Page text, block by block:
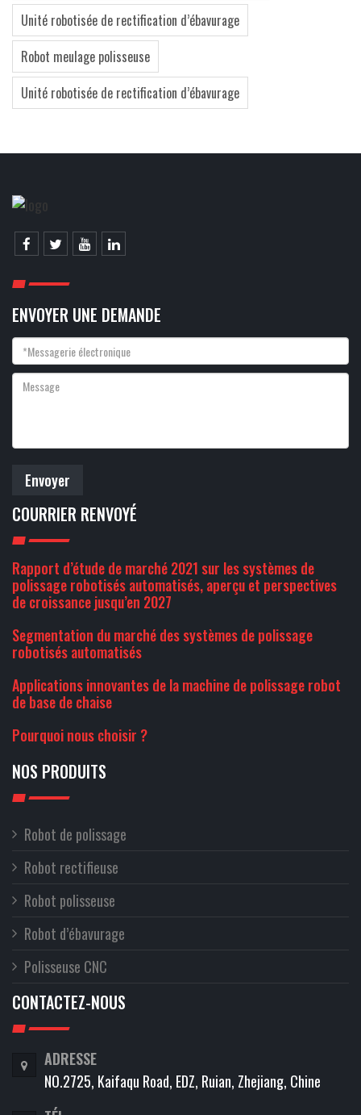
Unité robotisée de rectification d’ébavurage
Robot meulage polisseuse
Unité robotisée de rectification d’ébavurage
ENVOYER UNE DEMANDE
Envoyer
COURRIER RENVOYÉ
Rapport d’étude de marché 2021 sur les systèmes de
polissage robotisés automatisés, aperçu et perspectives
de croissance jusqu’en 2027
Segmentation du marché des systèmes de polissage
robotisés automatisés
Applications innovantes de la machine de polissage robot
de base de chaise
Pourquoi nous choisir ?
NOS PRODUITS
Robot de polissage
Robot rectifieuse
Robot polisseuse
Robot d’ébavurage
Polisseuse CNC
CONTACTEZ-NOUS
ADRESSE
NO.2725, Kaifaqu Road, EDZ, Ruian, Zhejiang, Chine